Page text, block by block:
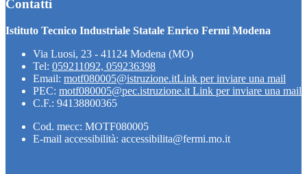
Contatti
Istituto Tecnico Industriale Statale Enrico Fermi Modena
Via Luosi, 23 - 41124 Modena (MO)
Tel: 059211092, 059236398
Email: motf080005@istruzione.itLink per inviare una mail
PEC: motf080005@pec.istruzione.it Link per inviare una mail
C.F.: 94138800365
Cod. mecc: MOTF080005
E-mail accessibilità: accessibilita@fermi.mo.it